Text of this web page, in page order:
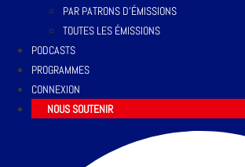
PAR PATRONS D’ÉMISSIONS
TOUTES LES ÉMISSIONS
PODCASTS
PROGRAMMES
CONNEXION
NOUS SOUTENIR